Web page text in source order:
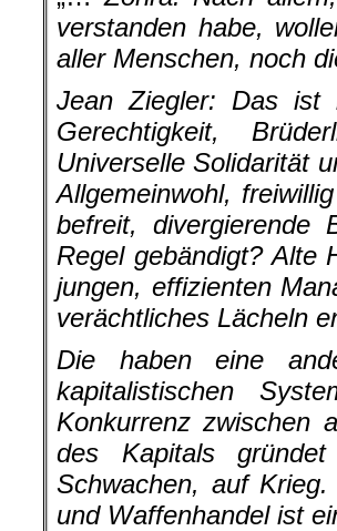
verstanden habe,
aller Menschen, noch
Jean Ziegler: Das ist
Gerechtigkeit,
Universelle Solidarität
Allgemeinwohl,
befreit, divergierende
Regel gebändigt? Alte
jungen, effizienten
verächtliches Lächeln
Die haben eine
kapitalistischen
Konkurrenz zwischen
des Kapitals
Schwachen, auf
und Waffenhandel ist